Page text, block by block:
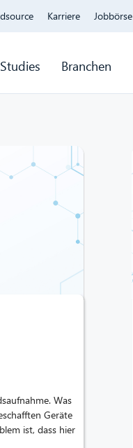
Karriere Jobbörse
Branchen
Was
Geräte
ist, dass hier